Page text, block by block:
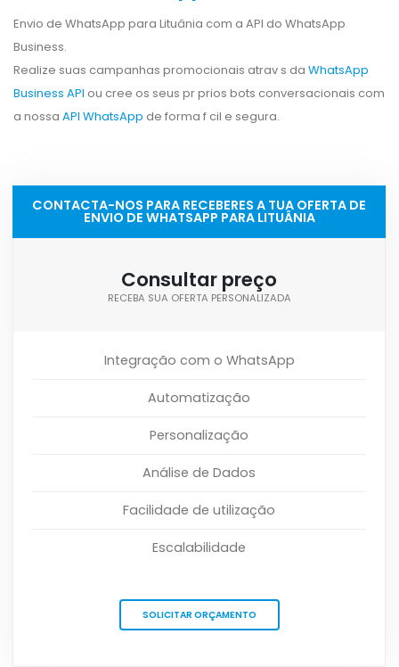
Envio de WhatsApp para Lituânia com a API do WhatsApp
Business.
Realize suas campanhas promocionais atrav s da WhatsApp
Business API ou cree os seus pr prios bots conversacionais com
a nossa API WhatsApp de forma f cil e segura.
CONTACTA-NOS PARA RECEBERES A TUA OFERTA DE
ENVIO DE WHATSAPP PARA LITUÂNIA
Consultar preço
RECEBA SUA OFERTA PERSONALIZADA
Integração com o WhatsApp
Automatização
Personalização
Análise de Dados
Facilidade de utilização
Escalabilidade
SOLICITAR ORÇAMENTO